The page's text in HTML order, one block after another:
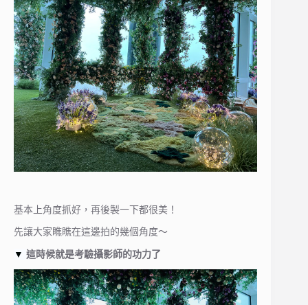
基本上角度抓好，再後製一下都很美！
先讓大家瞧瞧在這邊拍的幾個角度～
▼ 這時候就是考驗攝影師的功力了